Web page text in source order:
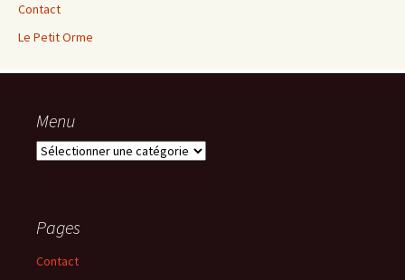
Contact
Le Petit Orme
Menu
Menu
Pages
Contact